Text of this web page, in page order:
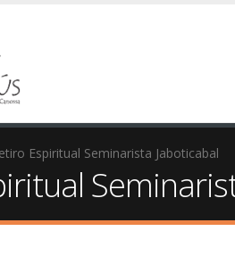
Espiritual Seminarista Jaboticabal